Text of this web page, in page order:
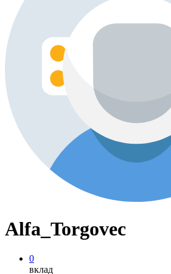
Alfa_Torgovec
0
вклад